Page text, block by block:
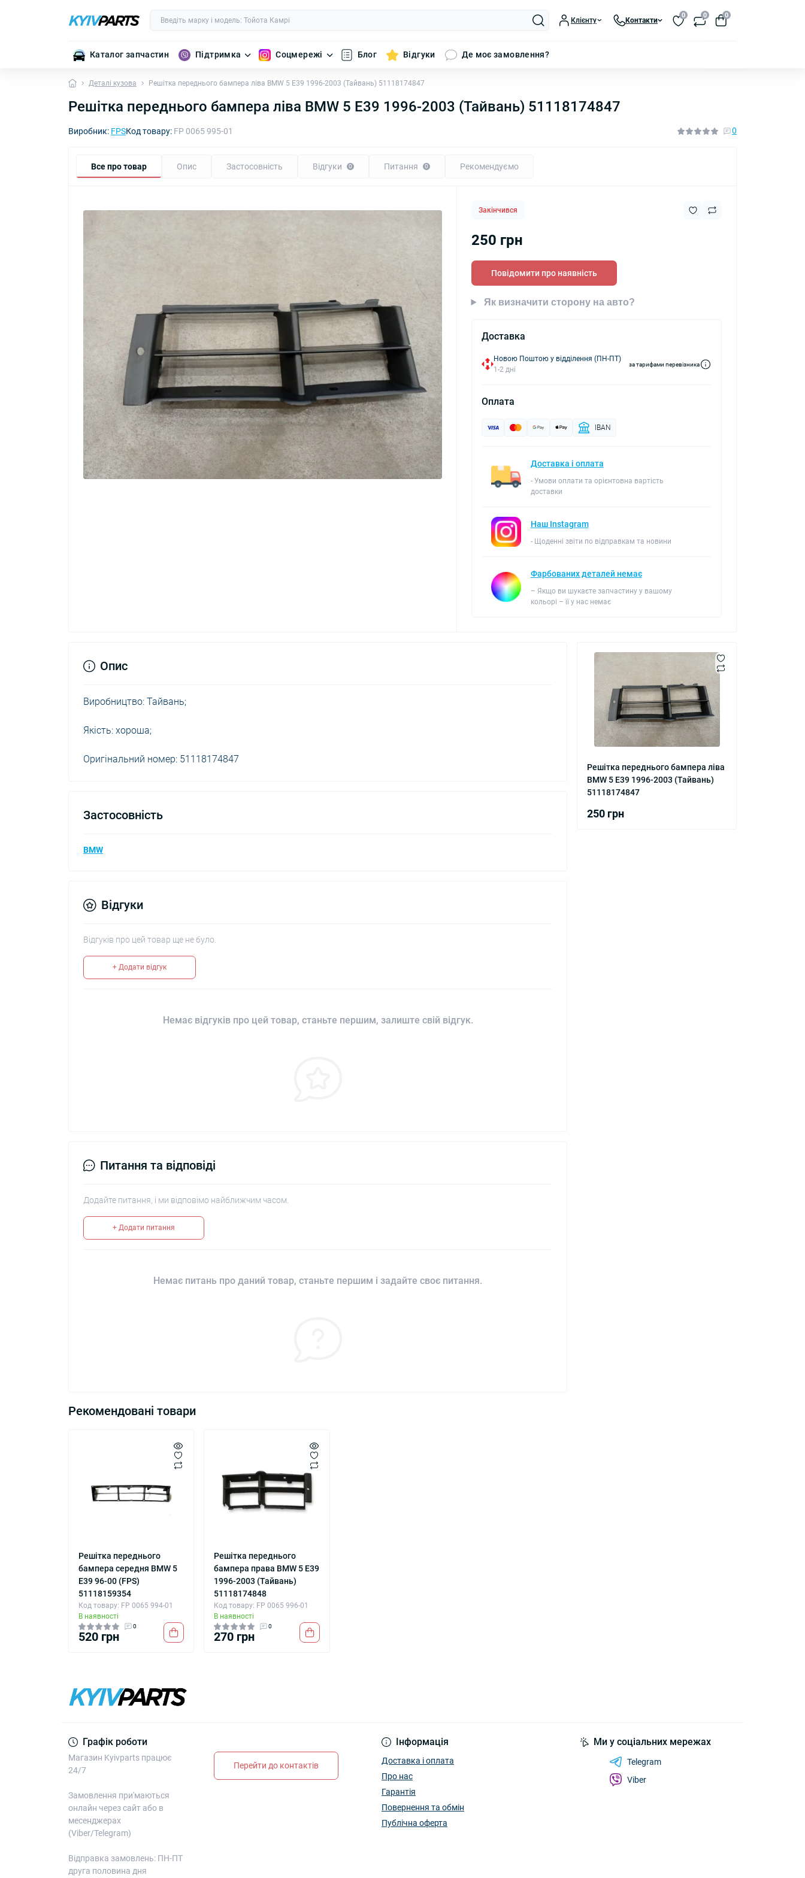
Клієнту Контакти
0 0 0
Каталог запчастин Підтримка Соцмережі Блог Відгуки Де моє замовлення?
Деталі кузова Решітка переднього бампера ліва BMW 5 E39 1996-2003 (Тайвань) 51118174847
Решітка переднього бампера ліва BMW 5 E39 1996-2003 (Тайвань) 51118174847
Виробник: FPSКод товару: FP 0065 995-01 0
Все про товар Опис Застосовність Відгуки 0 Питання 0 Рекомендуємо
Закінчився
250 грн
Повідомити про наявність
Як визначити сторону на авто?
Доставка
Новою Поштою у відділення (ПН-ПТ)
1-2 дні
за тарифами перевізника
Оплата
IBAN
Доставка і оплата
- Умови оплати та орієнтовна вартість
доставки
Наш Instagram
- Щоденні звіти по відправкам та новини
Фарбованих деталей немає
– Якщо ви шукаєте запчастину у вашому
кольорі – її у нас немає
Решітка переднього бампера ліва
BMW 5 E39 1996-2003 (Тайвань)
51118174847
250 грн
Опис
Виробництво: Тайвань;
Якість: хороша;
Оригінальний номер: 51118174847
Застосовність
BMW
Відгуки
Відгуків про цей товар ще не було.
+ Додати відгук
Немає відгуків про цей товар, станьте першим, залиште свій відгук.
Питання та відповіді
Додайте питання, і ми відповімо найближчим часом.
+ Додати питання
Немає питань про даний товар, станьте першим і задайте своє питання.
Рекомендовані товари
Решітка переднього
бампера середня BMW 5
E39 96-00 (FPS)
51118159354
Код товару: FP 0065 994-01
В наявності
0
520 грн
Решітка переднього
бампера права BMW 5 E39
1996-2003 (Тайвань)
51118174848
Код товару: FP 0065 996-01
В наявності
0
270 грн
Графік роботи
Магазин Kyivparts працює
24/7
Замовлення при'маються
онлайн через сайт або в
месенджерах
(Viber/Telegram)
Відправка замовлень: ПН-ПТ
друга половина дня
Перейти до контактів
Інформація
Доставка і оплата
Про нас
Гарантія
Повернення та обмін
Публічна оферта
Ми у соціальних мережах
Telegram
Viber